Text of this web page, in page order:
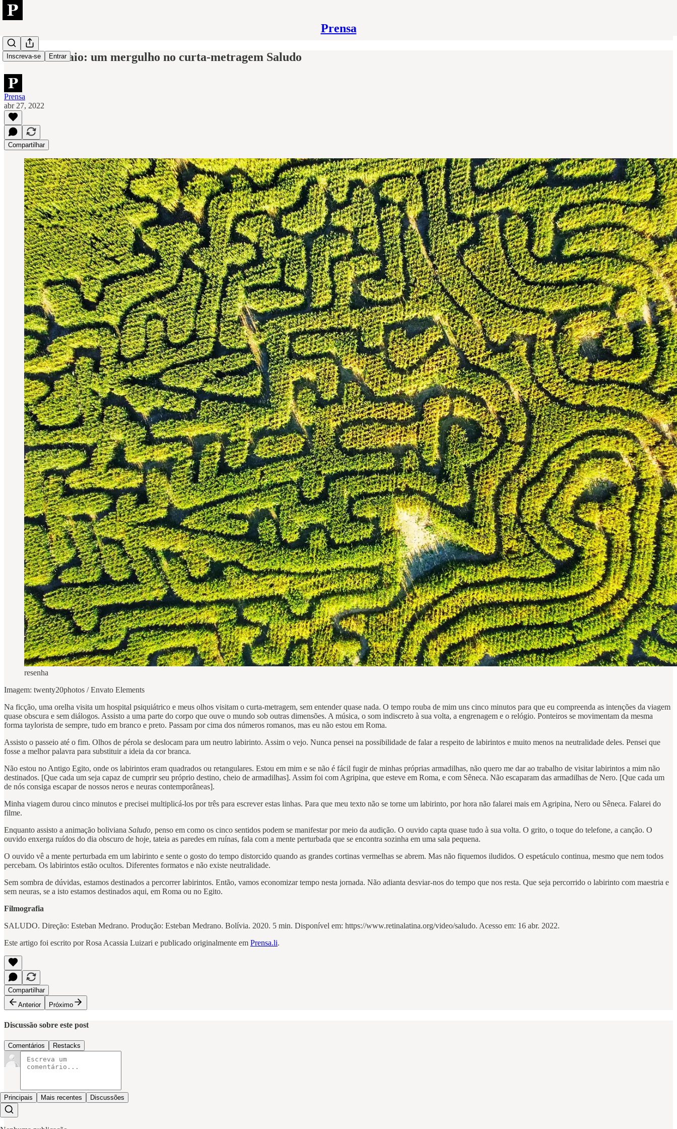
Prensa
Inscreva-se Entrar
Resenha-ensaio: um mergulho no curta-metragem Saludo
Prensa
abr 27, 2022
Compartilhar
resenha
Imagem: twenty20photos / Envato Elements
Na ficção, uma orelha visita um hospital psiquiátrico e meus olhos visitam o curta-metragem, sem entender quase nada. O tempo rouba de mim uns cinco minutos para que eu compreenda as intenções da viagem
quase obscura e sem diálogos. Assisto a uma parte do corpo que ouve o mundo sob outras dimensões. A música, o som indiscreto à sua volta, a engrenagem e o relógio. Ponteiros se movimentam da mesma
forma taylorista de sempre, tudo em branco e preto. Passam por cima dos números romanos, mas eu não estou em Roma.
Assisto o passeio até o fim. Olhos de pérola se deslocam para um neutro labirinto. Assim o vejo. Nunca pensei na possibilidade de falar a respeito de labirintos e muito menos na neutralidade deles. Pensei que
fosse a melhor palavra para substituir a ideia da cor branca.
Não estou no Antigo Egito, onde os labirintos eram quadrados ou retangulares. Estou em mim e se não é fácil fugir de minhas próprias armadilhas, não quero me dar ao trabalho de visitar labirintos a mim não
destinados. [Que cada um seja capaz de cumprir seu próprio destino, cheio de armadilhas]. Assim foi com Agripina, que esteve em Roma, e com Sêneca. Não escaparam das armadilhas de Nero. [Que cada um
de nós consiga escapar de nossos neros e neuras contemporâneas].
Minha viagem durou cinco minutos e precisei multiplicá-los por três para escrever estas linhas. Para que meu texto não se torne um labirinto, por hora não falarei mais em Agripina, Nero ou Sêneca. Falarei do
filme.
Enquanto assisto a animação boliviana Saludo, penso em como os cinco sentidos podem se manifestar por meio da audição. O ouvido capta quase tudo à sua volta. O grito, o toque do telefone, a canção. O
ouvido enxerga ruídos do dia obscuro de hoje, tateia as paredes em ruínas, fala com a mente perturbada que se encontra sozinha em uma sala pequena.
O ouvido vê a mente perturbada em um labirinto e sente o gosto do tempo distorcido quando as grandes cortinas vermelhas se abrem. Mas não fiquemos iludidos. O espetáculo continua, mesmo que nem todos
percebam. Os labirintos estão ocultos. Diferentes formatos e não existe neutralidade.
Sem sombra de dúvidas, estamos destinados a percorrer labirintos. Então, vamos economizar tempo nesta jornada. Não adianta desviar-nos do tempo que nos resta. Que seja percorrido o labirinto com maestria e
sem neuras, se a isto estamos destinados aqui, em Roma ou no Egito.
Filmografia
SALUDO. Direção: Esteban Medrano. Produção: Esteban Medrano. Bolívia. 2020. 5 min. Disponível em: https://www.retinalatina.org/video/saludo. Acesso em: 16 abr. 2022.
Este artigo foi escrito por Rosa Acassia Luizari e publicado originalmente em Prensa.li.
Compartilhar
Anterior
Próximo
Discussão sobre este post
Comentários Restacks
Principais Mais recentes Discussões